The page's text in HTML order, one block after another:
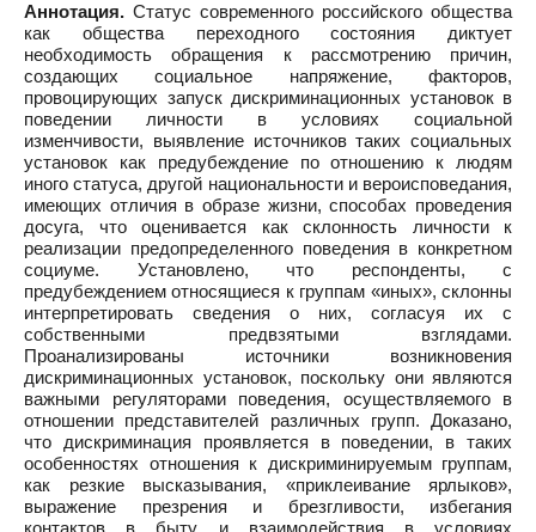
Аннотация. Статус современного российского общества
как общества переходного состояния диктует
необходимость обращения к рассмотрению причин,
создающих социальное напряжение, факторов,
провоцирующих запуск дискриминационных установок в
поведении личности в условиях социальной
изменчивости, выявление источников таких социальных
установок как предубеждение по отношению к людям
иного статуса, другой национальности и вероисповедания,
имеющих отличия в образе жизни, способах проведения
досуга, что оценивается как склонность личности к
реализации предопределенного поведения в конкретном
социуме. Установлено, что респонденты, с
предубеждением относящиеся к группам «иных», склонны
интерпретировать сведения о них, согласуя их с
собственными предвзятыми взглядами.
Проанализированы источники возникновения
дискриминационных установок, поскольку они являются
важными регуляторами поведения, осуществляемого в
отношении представителей различных групп. Доказано,
что дискриминация проявляется в поведении, в таких
особенностях отношения к дискриминируемым группам,
как резкие высказывания, «приклеивание ярлыков»,
выражение презрения и брезгливости, избегания
контактов в быту и взаимодействия в условиях